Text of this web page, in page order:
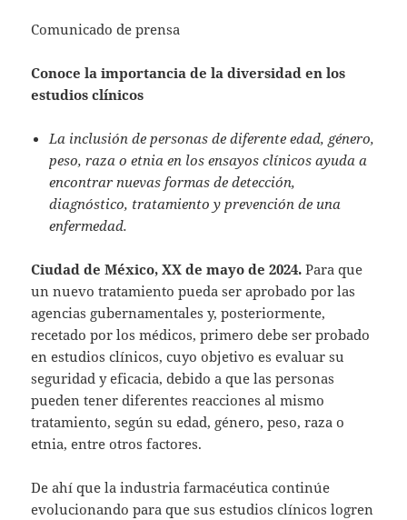
Comunicado de prensa
Conoce la importancia de la diversidad en los
estudios clínicos
La inclusión de personas de diferente edad, género,
peso, raza o etnia en los ensayos clínicos ayuda a
encontrar nuevas formas de detección,
diagnóstico, tratamiento y prevención de una
enfermedad.
Ciudad de México, XX de mayo de 2024.Para que
un nuevo tratamiento pueda ser aprobado por las
agencias gubernamentales y, posteriormente,
recetado por los médicos, primero debe ser probado
en estudios clínicos, cuyo objetivo es evaluar su
seguridad y eficacia, debido a que las personas
pueden tener diferentes reacciones al mismo
tratamiento, según su edad, género, peso, raza o
etnia, entre otros factores.
De ahí que la industria farmacéutica continúe
evolucionando para que sus estudios clínicos logren